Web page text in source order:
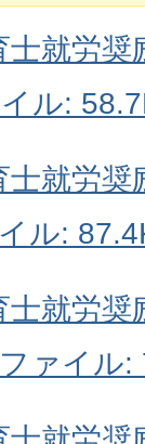
就労奨
ル:
就労奨
ル:
就労奨
ァイル: